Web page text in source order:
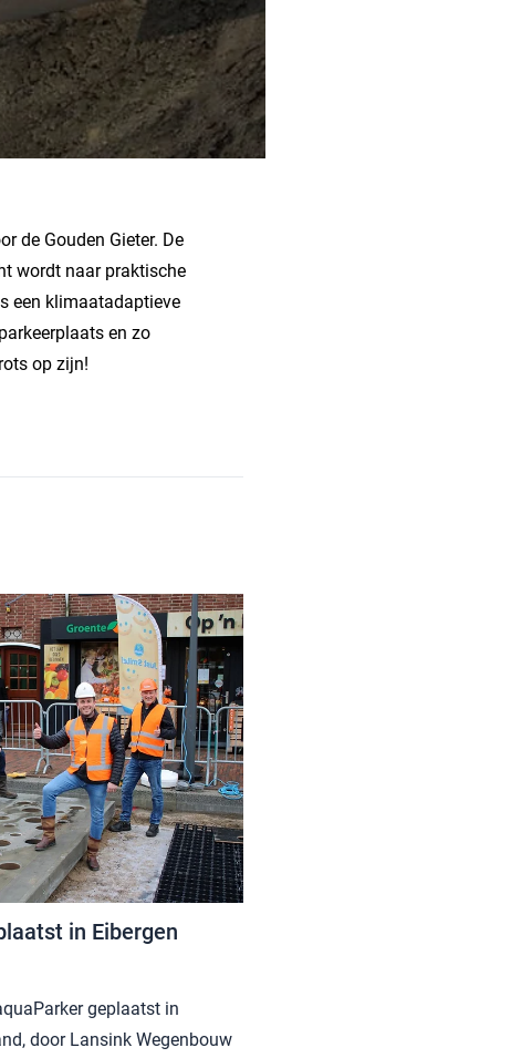
de Gouden Gieter. De
wordt naar praktische
een klimaatadaptieve
en zo
op zijn!
in Eibergen
geplaatst in
door Lansink Wegenbouw